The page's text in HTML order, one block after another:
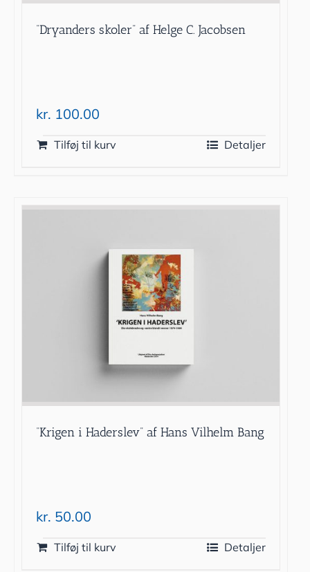
“Dryanders skoler” af Helge C. Jacobsen
kr. 100.00
Tilføj til kurv Detaljer
“Krigen i Haderslev” af Hans Vilhelm Bang
kr. 50.00
Tilføj til kurv Detaljer